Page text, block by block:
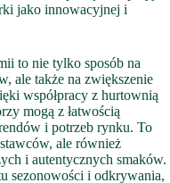
jako innowacyjnej i
to nie tylko sposób na
ale także na zwiększenie
współpracy z hurtownią
mogą z łatwością
i potrzeb rynku. To
ale również
i autentycznych smaków.
sezonowości i odkrywania,